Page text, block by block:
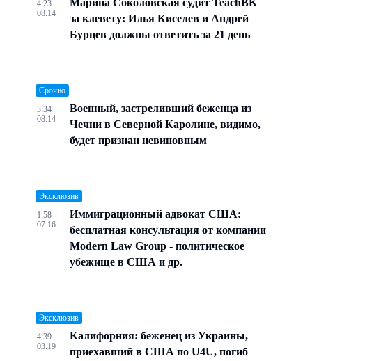
4:23
08.14
Марина Соколовская судит TeachBK
за клевету: Илья Киселев и Андрей
Бурцев должны ответить за 21 день
Срочно
3:34
08.14
Военный, застреливший беженца из
Чечни в Северной Каролине, видимо,
будет признан невиновным
Эксклюзив
1:58
07.16
Иммиграционный адвокат США:
бесплатная консультация от компании
Modern Law Group - политическое
убежище в США и др.
Эксклюзив
4:39
03.19
Калифорния: беженец из Украины,
приехавший в США по U4U, погиб